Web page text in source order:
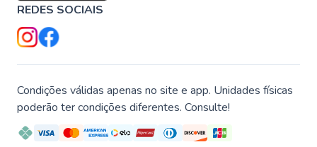
REDES SOCIAIS
Condições válidas apenas no site e app. Unidades físicas
poderão ter condições diferentes. Consulte!